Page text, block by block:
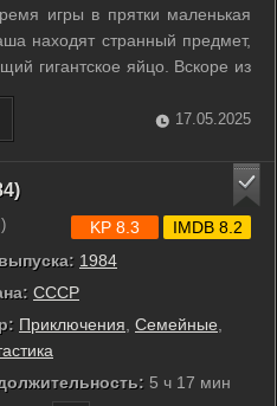
игры в прятки маленькая
находят странный предмет,
гигантское яйцо. Вскоре из
милый, ласковый и очень
Дракоша. Так начинаются
...
17.05.2025
1984
СССР
Приключения Семейные
5 ч 17 мин
KP 8.3 IMDB 8.2